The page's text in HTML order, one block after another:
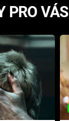
PRO VÁS